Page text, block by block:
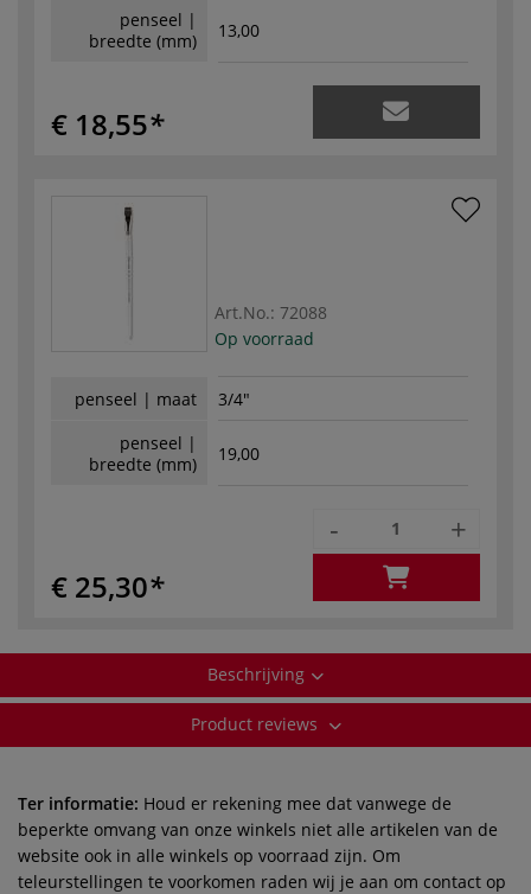
penseel |
breedte (mm)
13,00
€ 18,55
Art.No.: 72088
Op voorraad
penseel | maat
3/4"
penseel |
breedte (mm)
19,00
€ 25,30
- +
Beschrijving
Product reviews
Ter informatie: Houd er rekening mee dat vanwege de
beperkte omvang van onze winkels niet alle artikelen van de
website ook in alle winkels op voorraad zijn. Om
teleurstellingen te voorkomen raden wij je aan om contact op